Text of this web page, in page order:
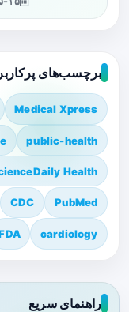
برچسب‌های
Medical Xpress
public-health
Health
PubMed
CDC
cardiology
راهنمای سریع